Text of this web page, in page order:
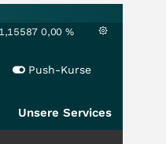
1,15587 0,00 %
Push-Kurse
Unsere Services